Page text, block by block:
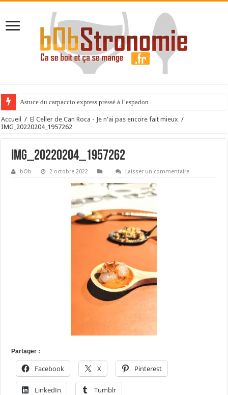
Astuce du carpaccio express pressé à l’espadon
Accueil / El Celler de Can Roca - Je n'ai pas encore fait mieux /
IMG_20220204_1957262
IMG_20220204_1957262
bOb 2 octobre 2022 Laisser un commentaire
Partager :
Facebook X Pinterest
LinkedIn Tumblr